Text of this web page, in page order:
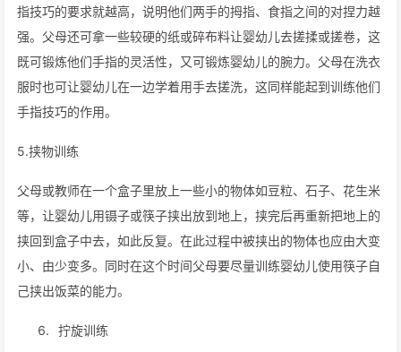
指技巧的要求就越高，说明他们两手的拇指、食指之间的对捏力越
强。父母还可拿一些较硬的纸或碎布料让婴幼儿去搓揉或搓卷，这
既可锻炼他们手指的灵活性，又可锻炼婴幼儿的腕力。父母在洗衣
服时也可让婴幼儿在一边学着用手去搓洗，这同样能起到训练他们
手指技巧的作用。
5.挟物训练
父母或教师在一个盒子里放上一些小的物体如豆粒、石子、花生米
等，让婴幼儿用镊子或筷子挟出放到地上，挟完后再重新把地上的
挟回到盒子中去，如此反复。在此过程中被挟出的物体也应由大变
小、由少变多。同时在这个时间父母要尽量训练婴幼儿使用筷子自
己挟出饭菜的能力。
拧旋训练